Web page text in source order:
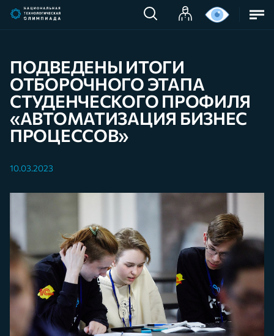
ПОДВЕДЕНЫ ИТОГИ
ОТБОРОЧНОГО ЭТАПА
СТУДЕНЧЕСКОГО ПРОФИЛЯ
«АВТОМАТИЗАЦИЯ БИЗНЕС
ПРОЦЕССОВ»
10.03.2023